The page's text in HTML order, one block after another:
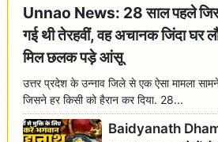
Unnao News: 28 साल पहले जिस
गई थी तेरहवीं, वह अचानक जिंदा घर
मिल छलक पड़े आंसू
उत्तर प्रदेश के उन्नाव जिले से एक ऐसा मामला
जिसने हर किसी को हैरान कर दिया. 28...
Baidyanath